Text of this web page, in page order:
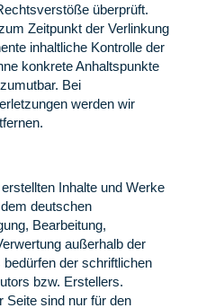
überprüft.
Zeitpunkt der Verlinkung
inhaltliche Kontrolle der
konkrete Anhaltspunkte
Bei
werden wir
Inhalte und Werke
deutschen
Bearbeitung,
außerhalb der
der schriftlichen
bzw. Erstellers.
Seite sind nur für den